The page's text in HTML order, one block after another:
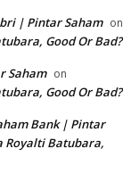
| Pintar Saham on
Good Or Bad?
Saham on
Good Or Bad?
Bank | Pintar
Royalti Batubara,